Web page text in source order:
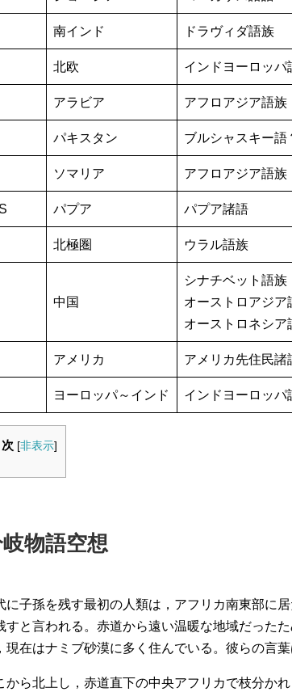
南インド ドラヴィダ語族
北欧 インドヨーロッパ
アラビア アフロアジア語族
パキスタン ブルシャスキー語
ソマリア アフロアジア語族
パプア パプア諸語
北極圏 ウラル語族
中国
シナチベット語族
オーストロアジア
オーストロネシア
アメリカ アメリカ先住民諸
ヨーロッパ～インド インドヨーロッパ
次 [非表示]
物語空想
に子孫を残す最初の人類は，アフリカ南東部に
すと言われる。赤道から遠い温暖な地域だった
現在はナミブ砂漠に多く住んでいる。彼らの言葉
から北上し，赤道直下の中央アフリカで枝分か